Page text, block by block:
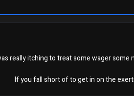
really itching to treat some wager
If you fall short of to get in on the